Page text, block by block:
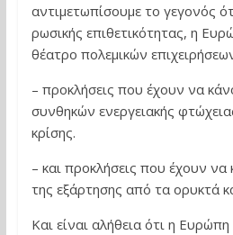
αντιμετωπίσουμε το γεγονός
ρωσικής επιθετικότητας, η
θέατρο πολεμικών
– προκλήσεις που έχουν να
συνθηκών ενεργειακής
κρίσης.
– και προκλήσεις που έχουν να
της εξάρτησης από τα ορυκτά
Και είναι αλήθεια ότι η Ευρώπη